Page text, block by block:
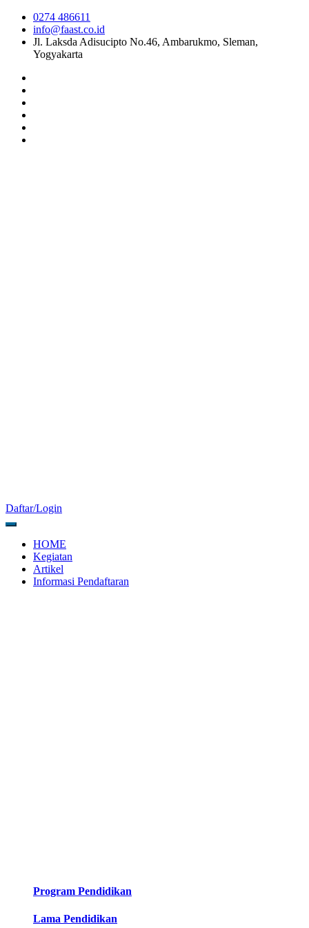
0274 486611
info@faast.co.id
Jl. Laksda Adisucipto No.46, Ambarukmo, Sleman,
Yogyakarta
Daftar/Login
HOME
Kegiatan
Artikel
Informasi Pendaftaran
Program Pendidikan
Lama Pendidikan